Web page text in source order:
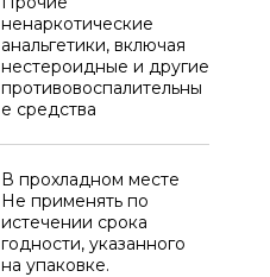
ненаркотические
анальгетики, включая
нестероидные и другие
противовоспалительны
е средства
В прохладном месте
Не применять по
истечении срока
годности, указанного
на упаковке.